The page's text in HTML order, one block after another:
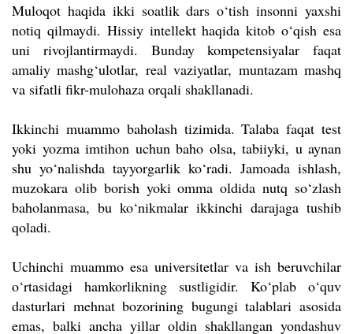
Muloqot haqida ikki soatlik dars o‘tish insonni yaxshi
notiq qilmaydi. Hissiy intellekt haqida kitob o‘qish esa
uni rivojlantirmaydi. Bunday kompetensiyalar faqat
amaliy mashg‘ulotlar, real vaziyatlar, muntazam mashq
va sifatli fikr-mulohaza orqali shakllanadi.
Ikkinchi muammo baholash tizimida. Talaba faqat test
yoki yozma imtihon uchun baho olsa, tabiiyki, u aynan
shu yo‘nalishda tayyorgarlik ko‘radi. Jamoada ishlash,
muzokara olib borish yoki omma oldida nutq so‘zlash
baholanmasa, bu ko‘nikmalar ikkinchi darajaga tushib
qoladi.
Uchinchi muammo esa universitetlar va ish beruvchilar
o‘rtasidagi hamkorlikning sustligidir. Ko‘plab o‘quv
dasturlari mehnat bozorining bugungi talablari asosida
emas, balki ancha yillar oldin shakllangan yondashuv